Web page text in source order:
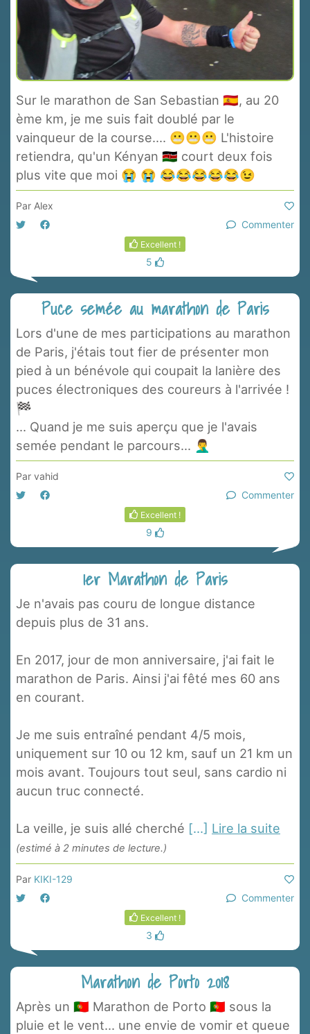
Sur le marathon de San Sebastian 🇪🇸, au 20
ème km, je me suis fait doublé par le
vainqueur de la course.... 😬😬😬 L'histoire
retiendra, qu'un Kényan 🇰🇪 court deux fois
plus vite que moi 😭 😭 😂😂😂😂😂😉
Par Alex
Commenter
Excellent !
5
Puce semée au marathon de Paris
Lors d'une de mes participations au marathon
de Paris, j'étais tout fier de présenter mon
pied à un bénévole qui coupait la lanière des
puces électroniques des coureurs à l'arrivée !
🏁
... Quand je me suis aperçu que je l'avais
semée pendant le parcours... 🤦‍♂️
Par vahid
Commenter
Excellent !
9
1er Marathon de Paris
Je n'avais pas couru de longue distance
depuis plus de 31 ans.
En 2017, jour de mon anniversaire, j'ai fait le
marathon de Paris. Ainsi j'ai fêté mes 60 ans
en courant.
Je me suis entraîné pendant 4/5 mois,
uniquement sur 10 ou 12 km, sauf un 21 km un
mois avant. Toujours tout seul, sans cardio ni
aucun truc connecté.
La veille, je suis allé cherché [...] Lire la suite
(estimé à 2 minutes de lecture.)
Par KIKI-129
Commenter
Excellent !
3
Marathon de Porto 2018
Après un 🇵🇹 Marathon de Porto 🇵🇹 sous la
pluie et le vent... une envie de vomir et queue